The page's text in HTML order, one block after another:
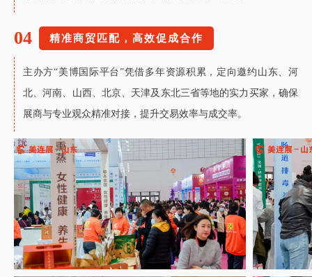
04 精准商贸匹配，高效促成合作
主办方“美博国际平台”凭借多年资源积累，定向邀约山东、河
北、河南、山西、北京、天津及东北三省等地的实力买家，确保
展商与专业观众精准对接，提升交易效率与成交率。